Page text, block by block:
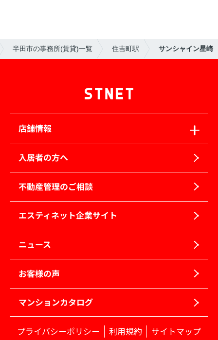
半田市の事務所(賃貸)一覧 住吉町駅 サンシャイン星崎
店舗情報
入居者の方へ
不動産管理のご相談
エスティネット企業サイト
ニュース
お客様の声
マンションカタログ
プライバシーポリシー 利用規約 サイトマップ